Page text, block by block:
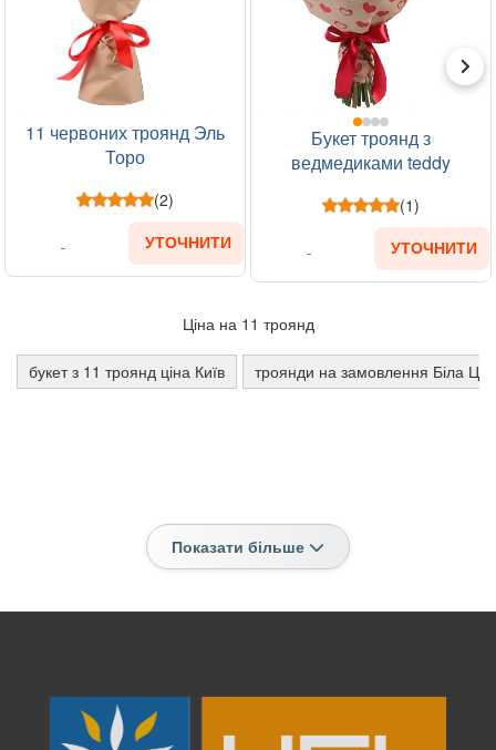
11 червоних троянд Эль
Торо
(2)
УТОЧНИТИ
Букет троянд з
ведмедиками teddy
(1)
УТОЧНИТИ
Ціна на 11 троянд
букет з 11 троянд ціна Київ троянди на замовлення Біла
Показати більше